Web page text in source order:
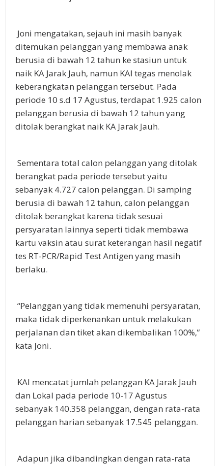
Joni mengatakan, sejauh ini masih banyak
ditemukan pelanggan yang membawa anak
berusia di bawah 12 tahun ke stasiun untuk
naik KA Jarak Jauh, namun KAI tegas menolak
keberangkatan pelanggan tersebut. Pada
periode 10 s.d 17 Agustus, terdapat 1.925 calon
pelanggan berusia di bawah 12 tahun yang
ditolak berangkat naik KA Jarak Jauh.
Sementara total calon pelanggan yang ditolak
berangkat pada periode tersebut yaitu
sebanyak 4.727 calon pelanggan. Di samping
berusia di bawah 12 tahun, calon pelanggan
ditolak berangkat karena tidak sesuai
persyaratan lainnya seperti tidak membawa
kartu vaksin atau surat keterangan hasil negatif
tes RT-PCR/Rapid Test Antigen yang masih
berlaku.
“Pelanggan yang tidak memenuhi persyaratan,
maka tidak diperkenankan untuk melakukan
perjalanan dan tiket akan dikembalikan 100%,”
kata Joni.
KAI mencatat jumlah pelanggan KA Jarak Jauh
dan Lokal pada periode 10-17 Agustus
sebanyak 140.358 pelanggan, dengan rata-rata
pelanggan harian sebanyak 17.545 pelanggan.
Adapun jika dibandingkan dengan rata-rata